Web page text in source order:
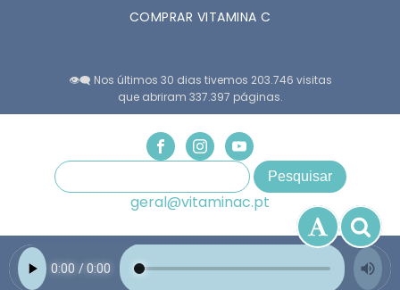
COMPRAR VITAMINA C
👁️‍🗨️ Nos últimos 30 dias tivemos 203.746 visitas
que abriram 337.397 páginas.
geral@vitaminac.pt